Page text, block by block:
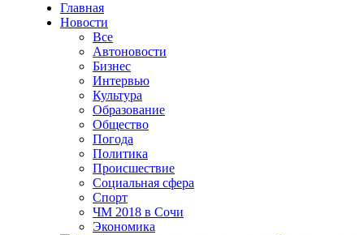
Главная
Новости
Все
Автоновости
Бизнес
Интервью
Культура
Образование
Общество
Погода
Политика
Происшествие
Социальная сфера
Спорт
ЧМ 2018 в Сочи
Экономика